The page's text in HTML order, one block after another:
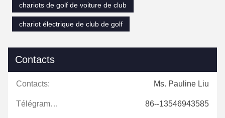
chariots de golf de voiture de club
chariot électrique de club de golf
Contacts
Contacts: Ms. Pauline Liu
Télégramme: 86--13546943585